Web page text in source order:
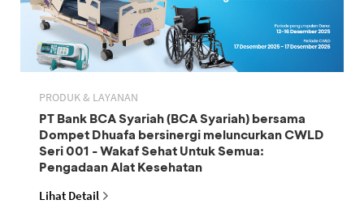
PRODUK & LAYANAN
PT Bank BCA Syariah (BCA Syariah) bersama
Dompet Dhuafa bersinergi meluncurkan CWLD
Seri 001 - Wakaf Sehat Untuk Semua:
Pengadaan Alat Kesehatan
Lihat Detail